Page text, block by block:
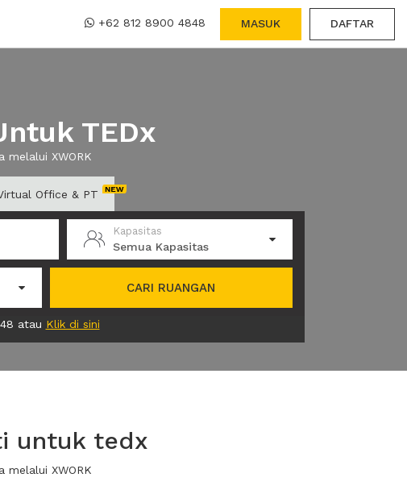
+62 812 8900 4848 MASUK DAFTAR
TEDx
XWORK
Office & PT
Kapasitas
Semua Kapasitas
CARI RUANGAN
atau Klik di sini
untuk tedx
XWORK